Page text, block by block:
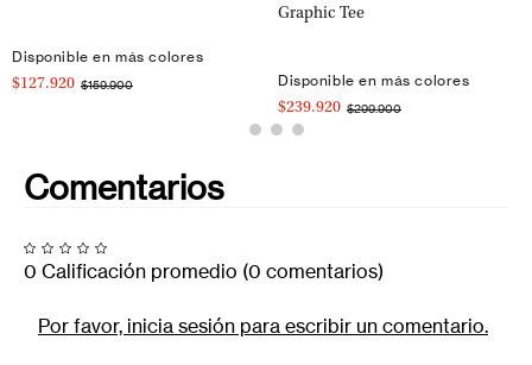
Disponible en más colores
$127.920 $159.900
Graphic Tee
Disponible en más colores
$239.920 $299.900
Comentarios
0 Calificación promedio (0 comentarios)
Por favor, inicia sesión para escribir un comentario.